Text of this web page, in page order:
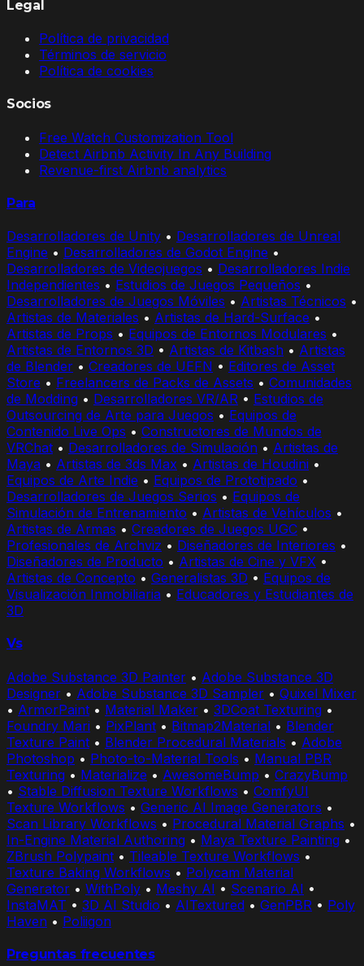
Legal
Política de privacidad
Términos de servicio
Política de cookies
Socios
Free Watch Customization Tool
Detect Airbnb Activity In Any Building
Revenue-first Airbnb analytics
Para
Desarrolladores de Unity • Desarrolladores de Unreal
Engine • Desarrolladores de Godot Engine •
Desarrolladores de Videojuegos • Desarrolladores Indie
Independientes • Estudios de Juegos Pequeños •
Desarrolladores de Juegos Móviles • Artistas Técnicos •
Artistas de Materiales • Artistas de Hard-Surface •
Artistas de Props • Equipos de Entornos Modulares •
Artistas de Entornos 3D • Artistas de Kitbash • Artistas
de Blender • Creadores de UEFN • Editores de Asset
Store • Freelancers de Packs de Assets • Comunidades
de Modding • Desarrolladores VR/AR • Estudios de
Outsourcing de Arte para Juegos • Equipos de
Contenido Live Ops • Constructores de Mundos de
VRChat • Desarrolladores de Simulación • Artistas de
Maya • Artistas de 3ds Max • Artistas de Houdini •
Equipos de Arte Indie • Equipos de Prototipado •
Desarrolladores de Juegos Serios • Equipos de
Simulación de Entrenamiento • Artistas de Vehículos •
Artistas de Armas • Creadores de Juegos UGC •
Profesionales de Archviz • Diseñadores de Interiores •
Diseñadores de Producto • Artistas de Cine y VFX •
Artistas de Concepto • Generalistas 3D • Equipos de
Visualización Inmobiliaria • Educadores y Estudiantes de
3D
Vs
Adobe Substance 3D Painter • Adobe Substance 3D
Designer • Adobe Substance 3D Sampler • Quixel Mixer
• ArmorPaint • Material Maker • 3DCoat Texturing •
Foundry Mari • PixPlant • Bitmap2Material • Blender
Texture Paint • Blender Procedural Materials • Adobe
Photoshop • Photo-to-Material Tools • Manual PBR
Texturing • Materialize • AwesomeBump • CrazyBump
• Stable Diffusion Texture Workflows • ComfyUI
Texture Workflows • Generic AI Image Generators •
Scan Library Workflows • Procedural Material Graphs •
In-Engine Material Authoring • Maya Texture Painting •
ZBrush Polypaint • Tileable Texture Workflows •
Texture Baking Workflows • Polycam Material
Generator • WithPoly • Meshy AI • Scenario AI •
InstaMAT • 3D AI Studio • AITextured • GenPBR • Poly
Haven • Poliigon
Preguntas frecuentes